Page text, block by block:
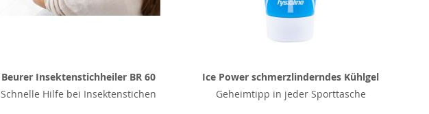
Beurer Insektenstichheiler BR 60
Schnelle Hilfe bei Insektenstichen
Ice Power schmerzlinderndes Kühlgel
Geheimtipp in jeder Sporttasche